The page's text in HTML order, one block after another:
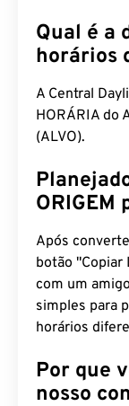
Qual é a
horários
A Central
HORÁRIA do
(ALVO).
ORIGEM
Após
botão "Copiar
com um
simples para
horários
Por que
nosso